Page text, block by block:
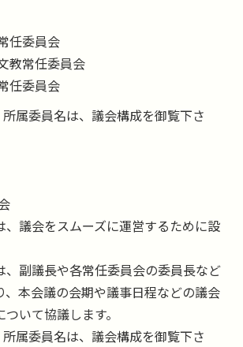
任委員会
教常任委員会
任委員会
属委員名は、議会構成を御覧下さ
、議会をスムーズに運営するために設
、副議長や各常任委員会の委員長など
、本会議の会期や議事日程などの議会
いて協議します。
属委員名は、議会構成を御覧下さ